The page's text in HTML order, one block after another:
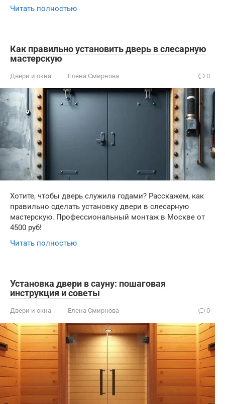
Читать полностью
Как правильно установить дверь в слесарную
мастерскую
Двери и окна Елена Смирнова 0
Хотите, чтобы дверь служила годами? Расскажем, как
правильно сделать установку двери в слесарную
мастерскую. Профессиональный монтаж в Москве от
4500 руб!
Читать полностью
Установка двери в сауну: пошаговая
инструкция и советы
Двери и окна Елена Смирнова 0